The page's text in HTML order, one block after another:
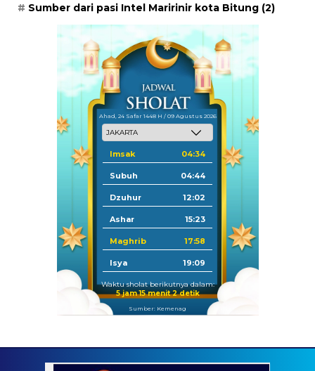
Sumber dari pasi Intel Maririnir kota Bitung (2)
Ahad, 24 Safar 1448 H / 09 Agustus 2026
Imsak 04:34
Subuh 04:44
Dzuhur 12:02
Ashar 15:23
Maghrib 17:58
Isya 19:09
Waktu sholat berikutnya dalam:
5 jam 15 menit 1 detik
Sumber: Kemenag